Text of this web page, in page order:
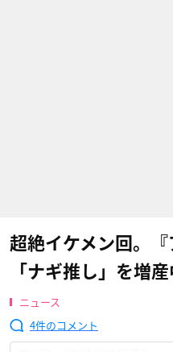
超絶イケメン回。
「ナギ推し」を増
ニュース
4